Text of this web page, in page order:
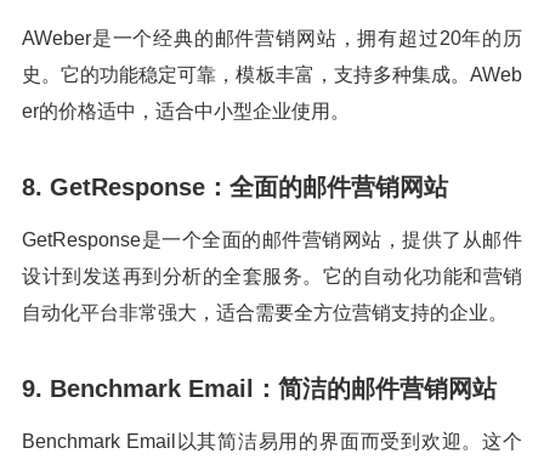
AWeber是一个经典的邮件营销网站，拥有超过20年的历
史。它的功能稳定可靠，模板丰富，支持多种集成。AWeb
er的价格适中，适合中小型企业使用。
8. GetResponse：全面的邮件营销网站
GetResponse是一个全面的邮件营销网站，提供了从邮件
设计到发送再到分析的全套服务。它的自动化功能和营销
自动化平台非常强大，适合需要全方位营销支持的企业。
9. Benchmark Email：简洁的邮件营销网站
Benchmark Email以其简洁易用的界面而受到欢迎。这个